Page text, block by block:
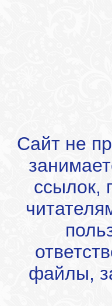
Сайт не
ссылок,
файлы,